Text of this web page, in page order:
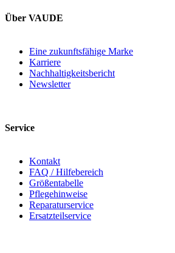
Über VAUDE
Eine zukunftsfähige Marke
Karriere
Nachhaltigkeitsbericht
Newsletter
Service
Kontakt
FAQ / Hilfebereich
Größentabelle
Pflegehinweise
Reparaturservice
Ersatzteilservice